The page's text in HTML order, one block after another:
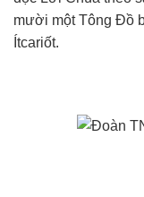
mười một Tông Đồ
Ítcariốt.